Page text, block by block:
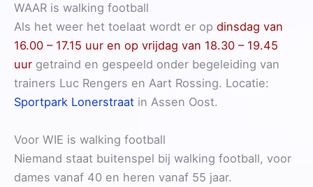
WAAR is walking football
Als het weer het toelaat wordt er op dinsdag van
16.00 – 17.15 uur en op vrijdag van 18.30 – 19.45
uur getraind en gespeeld onder begeleiding van
trainers Luc Rengers en Aart Rossing. Locatie:
Sportpark Lonerstraat in Assen Oost.
Voor WIE is walking football
Niemand staat buitenspel bij walking football, voor
dames vanaf 40 en heren vanaf 55 jaar.